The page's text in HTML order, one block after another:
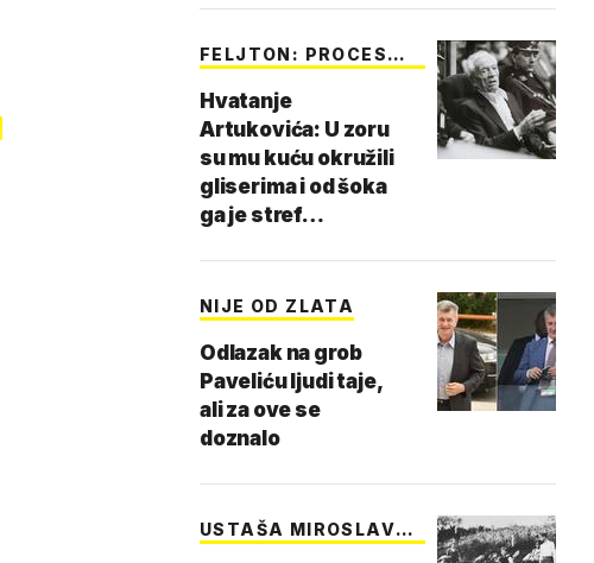
FELJTON: PROCES
Hvatanje
Artukovića: U zoru
su mu kuću okružili
gliserima i od šoka
ga je stref…
NIJE OD ZLATA
Odlazak na grob
Paveliću ljudi taje,
ali za ove se
doznalo
USTAŠA MIROSLAV